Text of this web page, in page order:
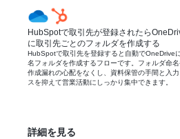
はじめに、OneDriveをYoom
次に、トリガーでOneDriveを
にファイルが作成または更新
します。
オペレーションで分岐機能を
式の場合のみ後続の処理に進
次に、OneDriveの「ファイル
サイト上でファイルをWAV形
HubSpotで取引先が登録されたら
に取引先ごとのフォルダを作成する
HubSpotで取引先を登録すると自動でOneDrive
名フォルダを作成するフローです。フォルダ命
作成漏れの心配をなくし、資料保管の手間と入力
スを抑えて営業活動にしっかり集中できます。
詳細を見る